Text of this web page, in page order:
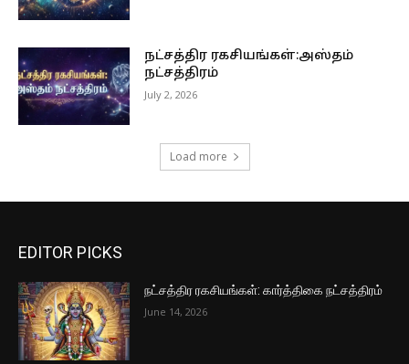
நட்சத்திர ரகசியங்கள்:அஸ்தம்
நட்சத்திரம்
July 2, 2026
Load more
EDITOR PICKS
நட்சத்திர ரகசியங்கள்: கார்த்திகை நட்சத்திரம்
June 14, 2026